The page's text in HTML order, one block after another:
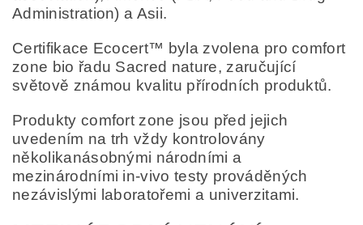
Administration) a Asii.
Certifikace Ecocert™ byla zvolena pro comfort
zone bio řadu Sacred nature, zaručující
světově známou kvalitu přírodních produktů.
Produkty comfort zone jsou před jejich
uvedením na trh vždy kontrolovány
několikanásobnými národními a
mezinárodními in-vivo testy prováděných
nezávislými laboratořemi a univerzitami.